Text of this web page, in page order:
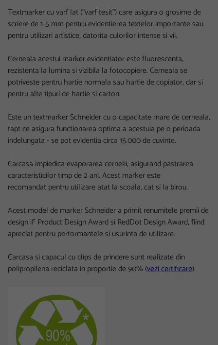
Textmarker cu varf lat ("varf tesit") care asigura o grosime de
scriere de 1-5 mm pentru evidentierea textelor importante sau
pentru utilizari artistice, datorita culorilor intense si vii.
Cerneala acestui marker evidentiator este fluorescenta,
rezistenta la lumina si vizibila la fotocopiere. Cerneala se
potriveste pentru hartie normala sau hartie de copiator, dar si
pentru alte tipuri de hartie si carton.
Este un textmarker Schneider cu o capacitate mare de cerneala,
fapt ce asigura functionarea optima a acestuia pe o perioada
indelungata - se pot evidentia circa 15.000 de cuvinte.
Carcasa impiedica evaporarea cernelii, asigurand pastrarea
caracteristicilor timp de 2 ani. Acest marker este
recomandat pentru utilizare atat la scoala, cat si la birou.
Acest model de marker Schneider a primit renumitele premii de
design iF Product Design Award si RedDot Design Award, fiind
apreciat pentru performantele si usurinta de utilizare.
Carcasa si capacul cu clips de prindere sunt realizate din
polipropilena reciclata in proportie de 90% (vezi certificare).